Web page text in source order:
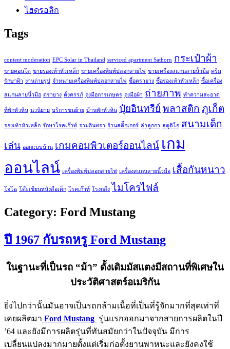
ไฮดรอลิก
Tags
content moderation EPC Solar in Thailand serviced apartment Sathorn กระเป๋าผ้า
ขายคอนโด ขายรองเท้าหัวเหล็ก ขายเครื่องพิมพ์ปลอกสายไฟ ขายเครื่องสแกนลายนิ้วมือ ครีม
รักษาฝ้า งานถ่ายรูป จำหน่ายเครื่องพิมพ์ปลอกสายไฟ ซื้อตรายาง ซื้อรองเท้าหัวเหล็ก ซื้อเครื่อง
สแกนลายนิ้วมือ ตรายาง ตั้งครรภ์ ถุงมือการเกษตร ถุงมือผ้า ถ่ายภาพ ทำความสะอาด
ที่พักหัวหิน นวนิยาย บริการขนย้าย บ้านพักหัวหิน ปุ๋ยอินทรีย์ พลาสติก ภูเก็ต
รองเท้าหัวเหล็ก รักษาโรคเก๊าท์ รามอินทรา ร้านสติีกเกอร์ ลำลูกกา สตูดิโอ สนามเด็ก
เล่น ออกแบบบ้าน เกมคอมพิวเตอร์ออนไลน์ เกม
ออนไลน์ เครื่องพิมพ์ปลอกสายไฟ เครื่องสแกนลายนิ้วมือ เสื้อกันหนาว
โจโฉ โต๊ะเขียนหนังสือเด็ก โรคเก๊าท์ โรงกลึง ไมโครไฟล์
Category: Ford Mustang
ปี 1967 กับรถหรู Ford Mustang
ในฐานะที่เป็นรถ “ม้า” ดั้งเดิมมัสแตงมีสถานที่พิเศษใน
ประวัติศาสตร์อเมริกัน
ยิ่งไปกว่านั้นมันอาจเป็นรถกล้ามเนื้อที่เป็นที่รู้จักมากที่สุดเท่าที่
เคยผลิตมา Ford Mustang รุ่นแรกออกมาจากสายการผลิตในปี
’64 และยังมีการผลิตรุ่นที่ทันสมัยกว่าในปัจจุบัน มีการ
เปลี่ยนแปลงมากมายตั้งแต่เริ่มก่อตั้งยานพาหนะและยังคงใช้